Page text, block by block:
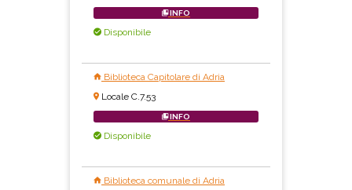
INFO
Disponibile
Biblioteca Capitolare di Adria
Locale C.7.53
INFO
Disponibile
Biblioteca comunale di Adria